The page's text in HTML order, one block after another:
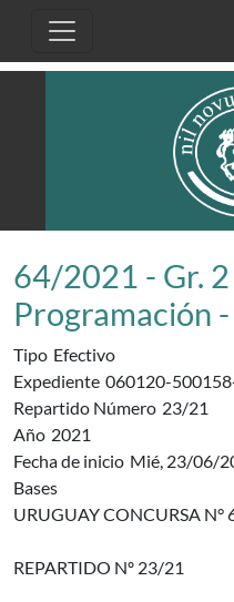
64/2021 - Gr.
Programación
Tipo Efectivo
Expediente 060120-
Repartido Número 23/21
Año 2021
Fecha de inicio Mié, 23/06/
Bases
URUGUAY CONCURSA N°
REPARTIDO Nº 23/21